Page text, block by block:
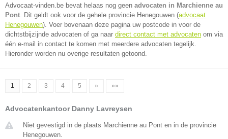
Advocaat-vinden.be bevat helaas nog geen advocaten in Marchienne au
Pont. Dit geldt ook voor de gehele provincie Henegouwen (advocaat
Henegouwen). Voer bovenaan deze pagina uw postcode in voor de
dichtstbijzijnde advocaten of ga naar direct contact met advocaten om via
één e-mail in contact te komen met meerdere advocaten tegelijk.
Hieronder worden nu overige resultaten getoond.
1 2 3 4 5 » »»
Advocatenkantoor Danny Lavreysen
Niet gevestigd in de plaats Marchienne au Pont en in de provincie
Henegouwen.